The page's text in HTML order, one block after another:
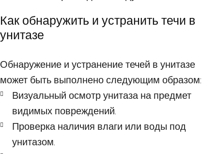
Как обнаружить и устранить течи в
унитазе
Обнаружение и устранение течей в унитазе
может быть выполнено следующим образом:
Визуальный осмотр унитаза на предмет
видимых повреждений.
Проверка наличия влаги или воды под
унитазом.